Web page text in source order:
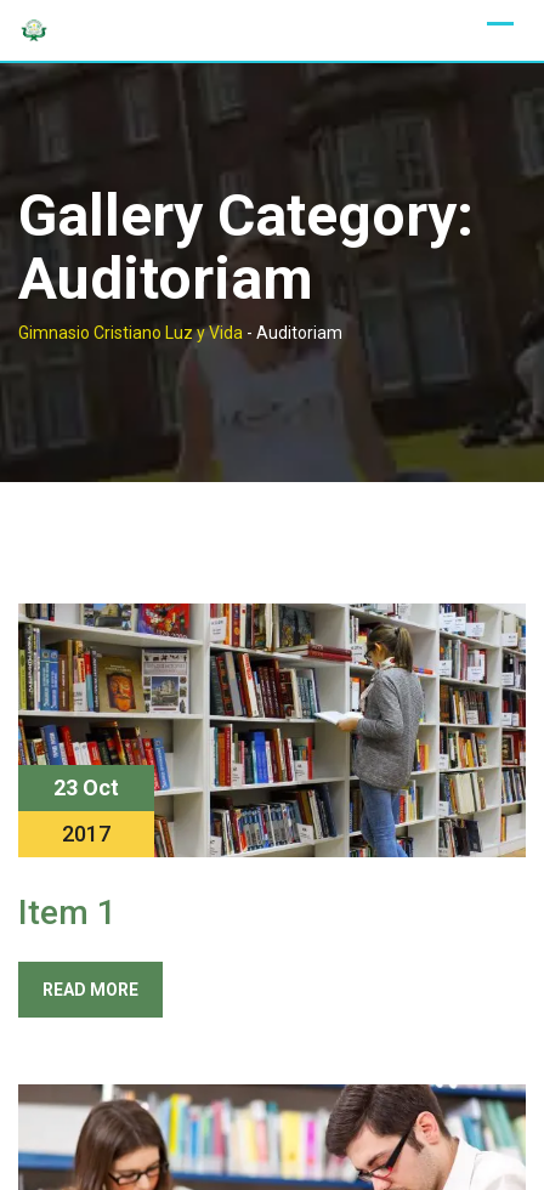
Skip
content
Gallery Category:
Auditoriam
Gimnasio Cristiano Luz y Vida - Auditoriam
23 Oct
2017
Item 1
READ MORE